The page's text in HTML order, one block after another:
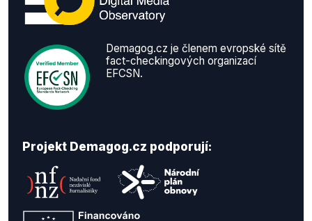
Demagog.cz je členem evropské sítě
fact-checkingových organizací
EFCSN.
Projekt Demagog.cz podporují: